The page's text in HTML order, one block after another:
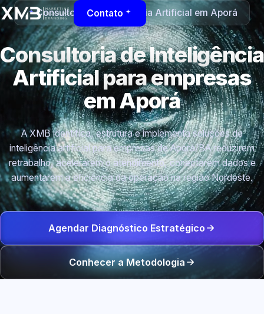
Contato
Consultoria de Inteligência Artificial em Aporá
Consultoria de Inteligência
Artificial para empresas
em Aporá
A XMB identifica, estrutura e implementa soluções de
inteligência artificial para empresas de Aporá/BA reduzirem
retrabalho, acelerarem o atendimento, conectarem dados e
aumentarem a eficiência da operação na região Nordeste.
Agendar Diagnóstico Estratégico
Conhecer a Metodologia